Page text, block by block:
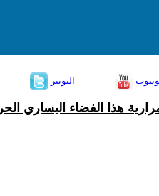
التويتر
هذا الفضاء اليساري الحر